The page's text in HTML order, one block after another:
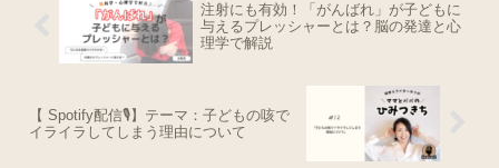
注射にも有効！「がんばれ」が子どもに
与えるプレッシャーとは？脳の発達と心
理学で解説
【 Spotify配信🎙】テーマ：子どもの咳で
イライラしてしまう理由について